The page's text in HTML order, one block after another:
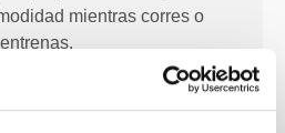
mientras corres o
entrenas.